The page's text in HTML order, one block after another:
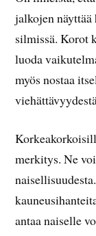
jalkojen
silmissä. Korot
luoda
myös nostaa
merkitys. Ne
antaa naiselle